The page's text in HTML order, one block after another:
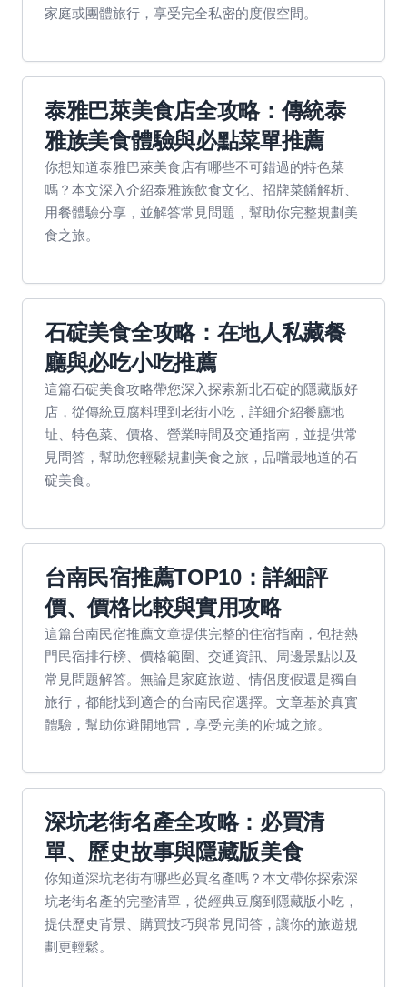
家庭或團體旅行，享受完全私密的度假空間。
泰雅巴萊美食店全攻略：傳統泰
雅族美食體驗與必點菜單推薦
你想知道泰雅巴萊美食店有哪些不可錯過的特色菜
嗎？本文深入介紹泰雅族飲食文化、招牌菜餚解析、
用餐體驗分享，並解答常見問題，幫助你完整規劃美
食之旅。
石碇美食全攻略：在地人私藏餐
廳與必吃小吃推薦
這篇石碇美食攻略帶您深入探索新北石碇的隱藏版好
店，從傳統豆腐料理到老街小吃，詳細介紹餐廳地
址、特色菜、價格、營業時間及交通指南，並提供常
見問答，幫助您輕鬆規劃美食之旅，品嚐最地道的石
碇美食。
台南民宿推薦TOP10：詳細評
價、價格比較與實用攻略
這篇台南民宿推薦文章提供完整的住宿指南，包括熱
門民宿排行榜、價格範圍、交通資訊、周邊景點以及
常見問題解答。無論是家庭旅遊、情侶度假還是獨自
旅行，都能找到適合的台南民宿選擇。文章基於真實
體驗，幫助你避開地雷，享受完美的府城之旅。
深坑老街名產全攻略：必買清
單、歷史故事與隱藏版美食
你知道深坑老街有哪些必買名產嗎？本文帶你探索深
坑老街名產的完整清單，從經典豆腐到隱藏版小吃，
提供歷史背景、購買技巧與常見問答，讓你的旅遊規
劃更輕鬆。